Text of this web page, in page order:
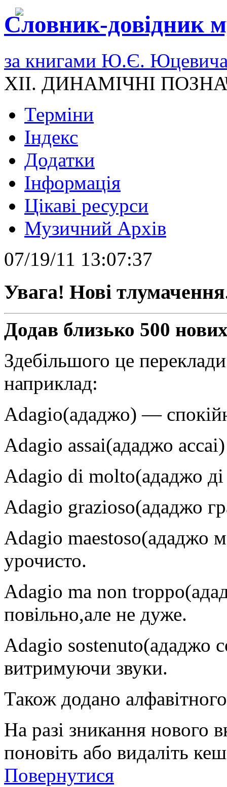
Словник-довідник
за книгами Ю.Є.
XII. ДИНАМІЧНІ
Терміни
Індекс
Додатки
Інформація
Цікаві ресурси
Музичний Архів
07/19/11 13:07:37
Увага! Нові
Додав близько 500
Здебільшого це
наприклад:
Adagio(ададжо) —
Adagio assai(ададжо
Adagio di molto(ададжо
Adagio grazioso(ададжо
Adagio maestoso(ададжо
урочисто.
Adagio ma non
повільно,але не дуже.
Adagio sostenuto(ададжо
витримуючи звуки.
Також додано
На разі зникання нового
поновіть або видаліть
Повернутися